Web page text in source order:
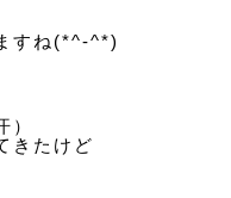
すね(*^-^*)
）
きたけど